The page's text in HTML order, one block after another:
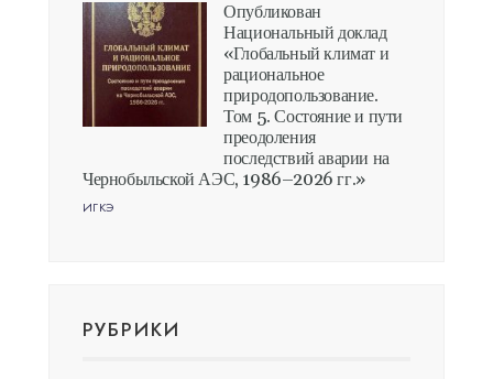
Опубликован
Национальный доклад
«Глобальный климат и
рациональное
природопользование.
Том 5. Состояние и пути
преодоления
последствий аварии на
Чернобыльской АЭС, 1986–2026 гг.»
ИГКЭ
РУБРИКИ